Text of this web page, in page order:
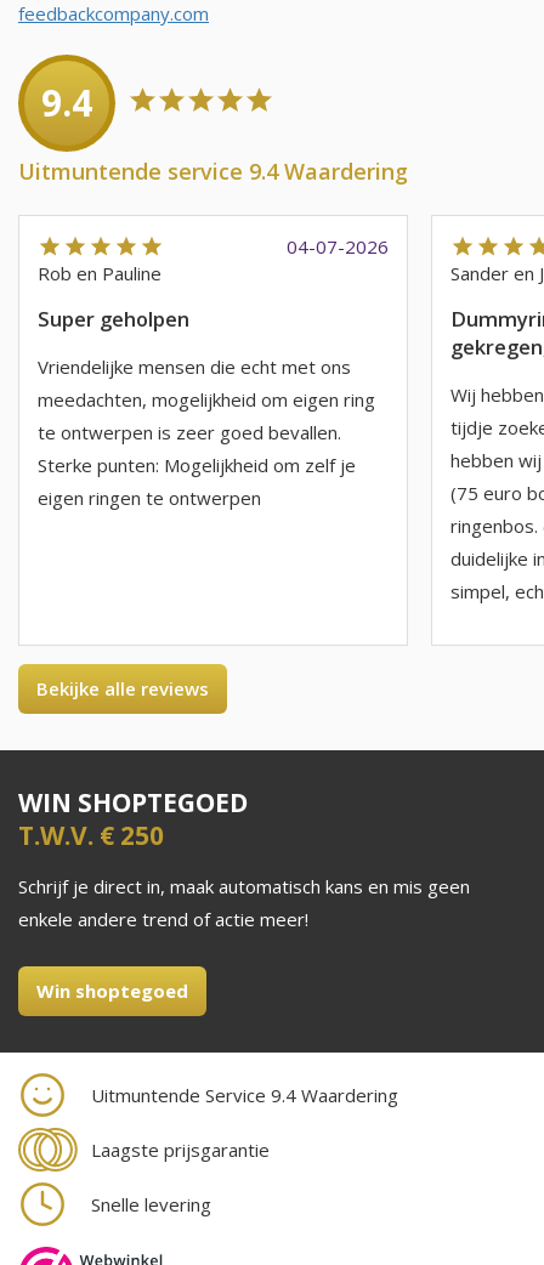
feedbackcompany.com
9.4
Uitmuntende service 9.4 Waardering
Rob en Pauline
04-07-2026
Super geholpen
Vriendelijke mensen die echt met ons
meedachten, mogelijkheid om eigen ring
te ontwerpen is zeer goed bevallen.
Sterke punten: Mogelijkheid om zelf je
eigen ringen te ontwerpen
Sander en
Wij
tijdje
hebben
(75 euro
duidelijke
simpel,
Bekijke alle reviews
WIN SHOPTEGOED
T.W.V. € 250
Schrijf je direct in, maak automatisch kans en mis geen
enkele andere trend of actie meer!
Win shoptegoed
Uitmuntende Service 9.4 Waardering
Laagste prijsgarantie
Snelle levering